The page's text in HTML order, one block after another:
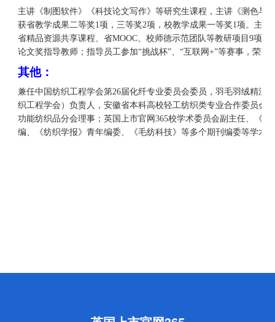
主讲《制图软件》《科技论文写作》等研究生课程，主讲《测色与
获省教学成果二等奖1项，三等奖2项，校教学成果一等奖1项。主持
省精品资源共享课程、省MOOC 、校师德示范团队等教研项目9项。
论文奖指导教师；指导员工参加“挑战杯”、“互联网+”等赛事，荣获
其他：
兼任中国纺织工程学会第26届化纤专业委员会委员，羽毛羽绒精深
织工程学会）负责人，安徽省本科高校轻工纺织类专业合作委员会
功能纺织品分会理事；英国上市官网365校学术委员会副主任、《英
编、《纺织学报》青年编委、《毛纺科技》等多个期刊编委等学术